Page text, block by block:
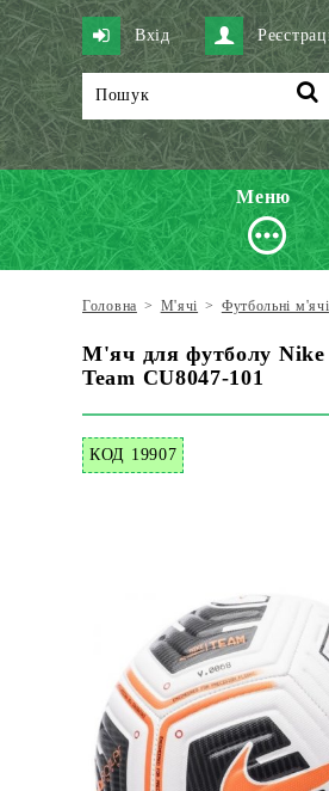
Вхід
Меню
Головна > М'ячі > Футбольні м'ячі
М'яч для футболу Nike
Team CU8047-101
КОД 19907